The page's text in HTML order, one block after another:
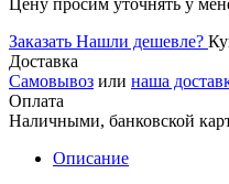
Заказать Нашли дешевле?
Доставка
Самовывоз или наша
Оплата
Наличными, банковской
Описание